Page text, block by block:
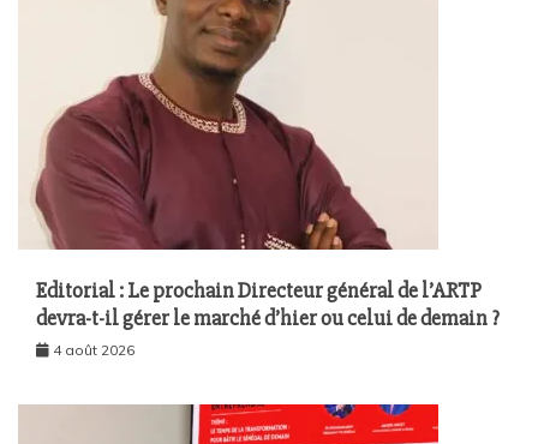
Editorial : Le prochain Directeur général de l’ARTP
devra-t-il gérer le marché d’hier ou celui de demain ?
4 août 2026